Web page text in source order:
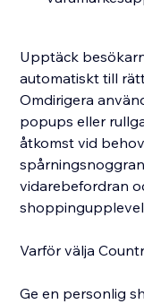
Upptäck
automatiskt till
Omdirigera
popups eller
åtkomst vid
vidarebefordran
Varför välja
Ge en personlig